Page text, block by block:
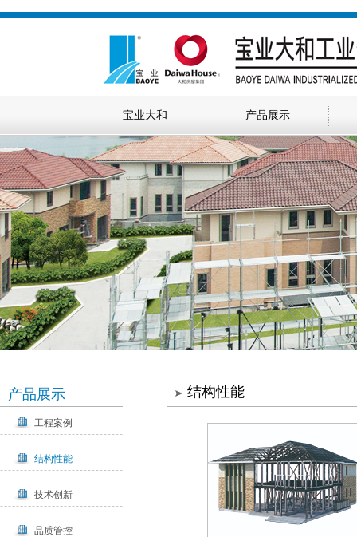
宝业大和 产品展示
产品展示
工程案例
结构性能
技术创新
品质管控
结构性能